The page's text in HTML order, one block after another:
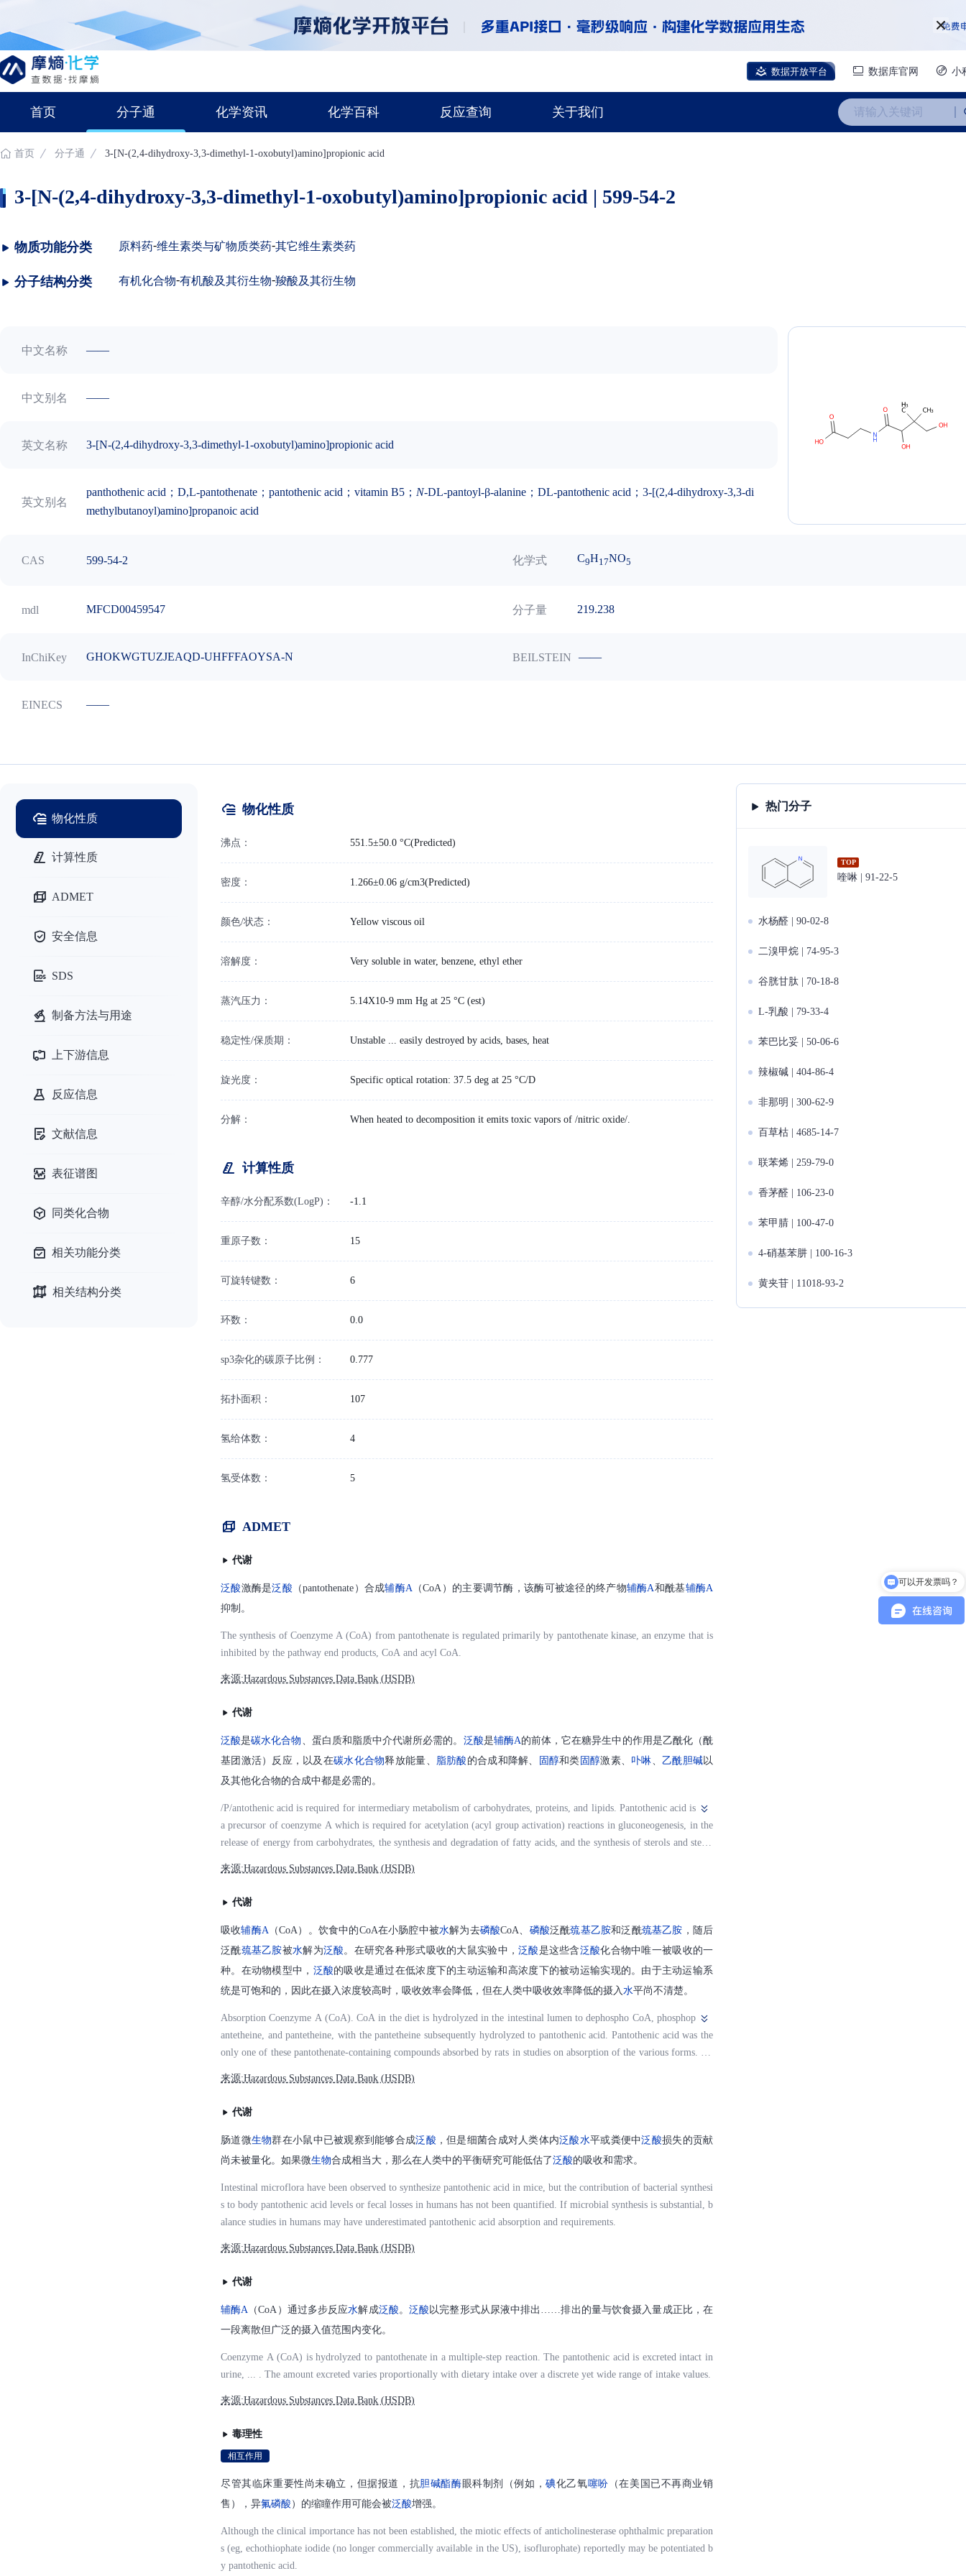
数据开放平台 数据库官网 小
首页 分子通 化学资讯 化学百科 反应查询 关于我们 请输入关键词
首页 分子通 3-[N-(2,4-dihydroxy-3,3-dimethyl-1-oxobutyl)amino]propionic acid
3-[N-(2,4-dihydroxy-3,3-dimethyl-1-oxobutyl)amino]propionic acid | 599-54-2
物质功能分类 原料药-维生素类与矿物质类药-其它维生素类药
分子结构分类 有机化合物-有机酸及其衍生物-羧酸及其衍生物
中文名称 ——
中文别名 ——
英文名称 3-[N-(2,4-dihydroxy-3,3-dimethyl-1-oxobutyl)amino]propionic acid
英文别名
panthothenic acid；D,L-pantothenate；pantothenic acid；vitamin B5； N-DL-pantoyl-β-alanine；DL-pantothenic acid；3-[(2,4-dihydroxy-3,3-di
methylbutanoyl)amino]propanoic acid
CAS 599-54-2 化学式 C9H17NO5
mdl MFCD00459547 分子量 219.238
InChiKey GHOKWGTUZJEAQD-UHFFFAOYSA-N BEILSTEIN ——
EINECS ——
物化性质
计算性质
ADMET
安全信息
SDS
制备方法与用途
上下游信息
反应信息
文献信息
表征谱图
同类化合物
相关功能分类
相关结构分类
物化性质
沸点： 551.5±50.0 °C(Predicted)
密度： 1.266±0.06 g/cm3(Predicted)
颜色/状态： Yellow viscous oil
溶解度： Very soluble in water, benzene, ethyl ether
蒸汽压力： 5.14X10-9 mm Hg at 25 °C (est)
稳定性/保质期： Unstable ... easily destroyed by acids, bases, heat
旋光度： Specific optical rotation: 37.5 deg at 25 °C/D
分解： When heated to decomposition it emits toxic vapors of /nitric oxide/.
计算性质
辛醇/水分配系数(LogP)： -1.1
重原子数： 15
可旋转键数： 6
环数： 0.0
sp3杂化的碳原子比例： 0.777
拓扑面积： 107
氢给体数： 4
氢受体数： 5
ADMET
代谢
泛酸激酶是泛酸 （pantothenate）合成辅酶A（CoA）的主要调节酶，该酶可被途径的终产物辅酶A和酰基辅酶A
抑制。
The synthesis of Coenzyme A (CoA) from pantothenate is regulated primarily by pantothenate kinase, an enzyme that is
inhibited by the pathway end products, CoA and acyl CoA.
来源:Hazardous Substances Data Bank (HSDB)
代谢
泛酸是碳水化合物 、蛋白质和脂质中介代谢所必需的。 泛酸是辅酶A的前体，它在糖异生中的作用是乙酰化（酰
基团激活）反应，以及在碳水化合物释放能量、 脂肪酸 的合成和降解、 固醇和类 固醇激素、 卟啉、 乙酰胆碱以
及其他化合物的合成中都是必需的。
/P/antothenic acid is required for intermediary metabolism of carbohydrates, proteins, and lipids. Pantothenic acid is
a precursor of coenzyme A which is required for acetylation (acyl group activation) reactions in gluconeogenesis, in the
release of energy from carbohydrates, the synthesis and degradation of fatty acids, and the synthesis of sterols and steroi
来源:Hazardous Substances Data Bank (HSDB)
代谢
吸收辅酶A（CoA）。饮食中的CoA在小肠腔中被水解为去磷酸CoA、 磷酸泛酰巯基乙胺和泛酰巯基乙胺 ，随后
泛酰巯基乙胺被水解为泛酸。在研究各种形式吸收的大鼠实验中，泛酸是这些含泛酸化合物中唯一被吸收的一
种。在动物模型中， 泛酸的吸收是通过在低浓度下的主动运输和高浓度下的被动运输实现的。由于主动运输系
统是可饱和的，因此在摄入浓度较高时，吸收效率会降低，但在人类中吸收效率降低的摄入水平尚不清楚。
Absorption Coenzyme A (CoA). CoA in the diet is hydrolyzed in the intestinal lumen to dephospho CoA, phosphop
antetheine, and pantetheine, with the pantetheine subsequently hydrolyzed to pantothenic acid. Pantothenic acid was the
only one of these pantothenate-containing compounds absorbed by rats in studies on absorption of the various forms. Ab
nimal models. Because the active transport system is saturable, absorption will be less efficient at higher concentrations o
f intake, but the intake levels at which absorptive efficiency decreases in humans are not known.
来源:Hazardous Substances Data Bank (HSDB)
代谢
肠道微生物群在小鼠中已被观察到能够合成泛酸 ，但是细菌合成对人类体内泛酸水平或粪便中泛酸损失的贡献
尚未被量化。如果微生物合成相当大，那么在人类中的平衡研究可能低估了泛酸的吸收和需求。
Intestinal microflora have been observed to synthesize pantothenic acid in mice, but the contribution of bacterial synthesi
s to body pantothenic acid levels or fecal losses in humans has not been quantified. If microbial synthesis is substantial, b
alance studies in humans may have underestimated pantothenic acid absorption and requirements.
来源:Hazardous Substances Data Bank (HSDB)
代谢
辅酶A （CoA）通过多步反应水解成泛酸。 泛酸 以完整形式从尿液中排出……排出的量与饮食摄入量成正比，在
一段离散但广泛的摄入值范围内变化。
Coenzyme A (CoA) is hydrolyzed to pantothenate in a multiple-step reaction. The pantothenic acid is excreted intact in
urine, ... . The amount excreted varies proportionally with dietary intake over a discrete yet wide range of intake values.
来源:Hazardous Substances Data Bank (HSDB)
毒理性
相互作用
尽管其临床重要性尚未确立，但据报道，抗胆碱酯酶 眼科制剂（例如，碘化乙氧噻吩 （在美国已不再商业销
售），异氟磷酸 ）的缩瞳作用可能会被泛酸增强。
Although the clinical importance has not been established, the miotic effects of anticholinesterase ophthalmic preparation
s (eg, echothiophate iodide (no longer commercially available in the US), isoflurophate) reportedly may be potentiated b
y pantothenic acid.
热门分子
TOP
喹啉 | 91-22-5
水杨醛 | 90-02-8
二溴甲烷 | 74-95-3
谷胱甘肽 | 70-18-8
L-乳酸 | 79-33-4
苯巴比妥 | 50-06-6
辣椒碱 | 404-86-4
非那明 | 300-62-9
百草枯 | 4685-14-7
联苯烯 | 259-79-0
香茅醛 | 106-23-0
苯甲腈 | 100-47-0
4-硝基苯肼 | 100-16-3
黄夹苷 | 11018-93-2
可以开发票吗？